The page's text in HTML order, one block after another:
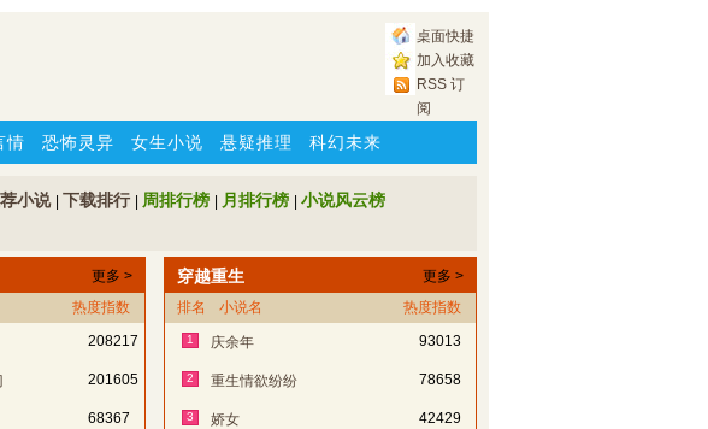
桌面快捷
加入收藏
RSS 订
阅
情 恐怖灵异 女生小说 悬疑推理 科幻未来
小说 下载排行 周排行榜 月排行榜 小说风云榜
更多 >
热度指数
208217
201605
68367
穿越重生
更多 >
排名
小说名 热度指数
1 庆余年 93013
2 重生情欲纷纷 78658
3 娇女 42429